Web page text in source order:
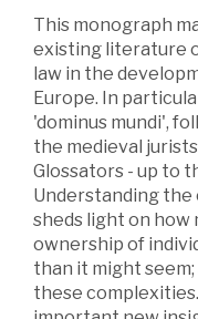
This monograph
existing literature
law in the
Europe. In
'dominus mundi',
the medieval
Glossators - up to
Understanding the
sheds light on how
ownership of
than it might
these